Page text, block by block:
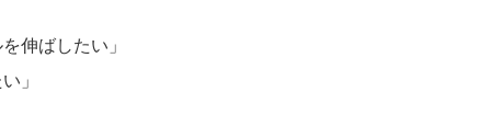
伸ばしたい」
」